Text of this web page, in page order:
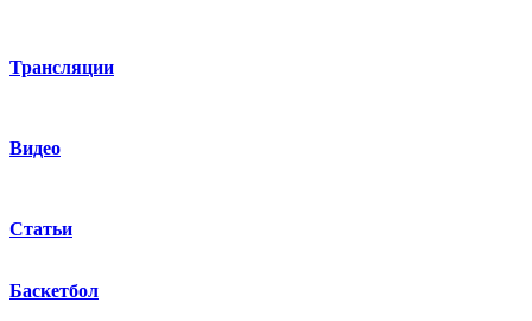
Трансляции
Видео
Статьи
Баскетбол